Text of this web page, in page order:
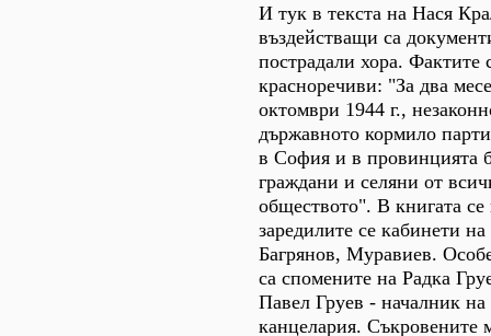
И тук в текста на Нася
въздействащи са
пострадали хора. Фактите
красноречиви: "За два
октомври 1944 г.,
държавното кормило
в София и в провинцията
граждани и селяни от
обществото". В книгата се
заредилите се кабинети
Багрянов, Муравиев.
са спомените на Радка
Павел Груев - началник на
канцелария. Съкровените